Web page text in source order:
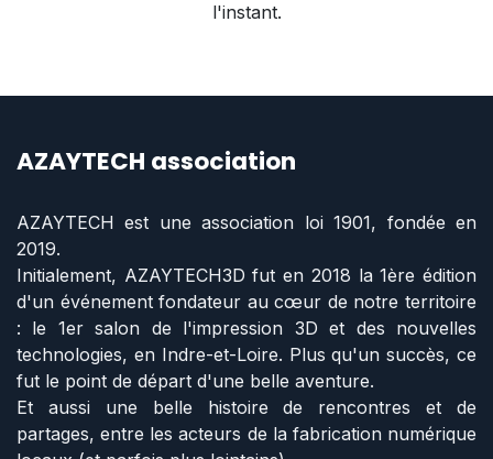
l'instant.
AZAYTECH association
AZAYTECH est une association loi 1901, fondée en
2019.
Initialement, AZAYTECH3D fut en 2018 la 1ère édition
d'un événement fondateur au cœur de notre territoire
: le 1er salon de l'impression 3D et des nouvelles
technologies, en Indre-et-Loire. Plus qu'un succès, ce
fut le point de départ d'une belle aventure.
Et aussi une belle histoire de rencontres et de
partages, entre les acteurs de la fabrication numérique